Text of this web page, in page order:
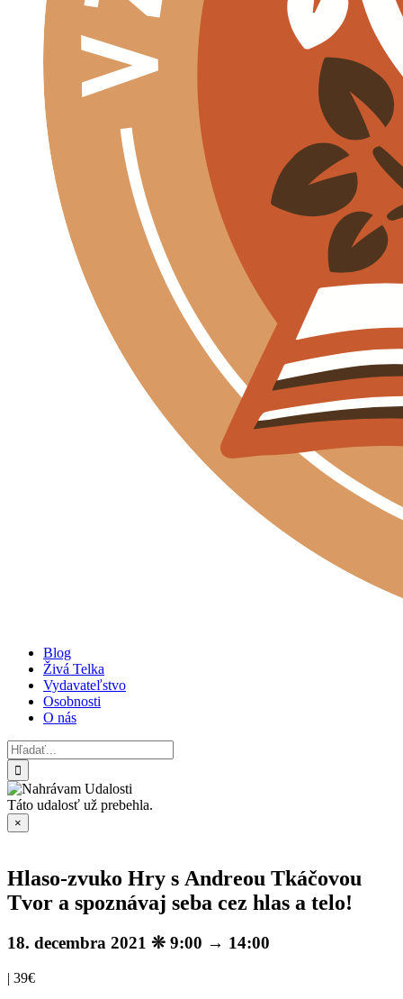
Blog
Živá Telka
Vydavateľstvo
Osobnosti
O nás
Hľadať:
Táto udalosť už prebehla.
×
Hlaso-zvuko Hry s Andreou Tkáčovou
Tvor a spoznávaj seba cez hlas a telo!
18. decembra 2021 ❊ 9:00 → 14:00
| 39€